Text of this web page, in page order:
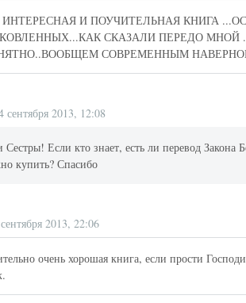
ИНТЕРЕСНАЯ И ПОУЧИТЕЛЬНАЯ КНИГА
СКАЗАЛИ ПЕРЕДО
СОВРЕМЕННЫМ
сентября 2013, 12:08
Сестры! Если кто знает, есть ли перевод Закона
купить? Спасибо
2013, 22:06
очень хорошая книга, если прости